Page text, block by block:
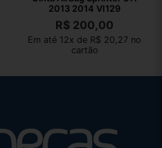
2013 2014 VI129
R$ 200,00
Em até 12x de R$ 20,27 no
cartão